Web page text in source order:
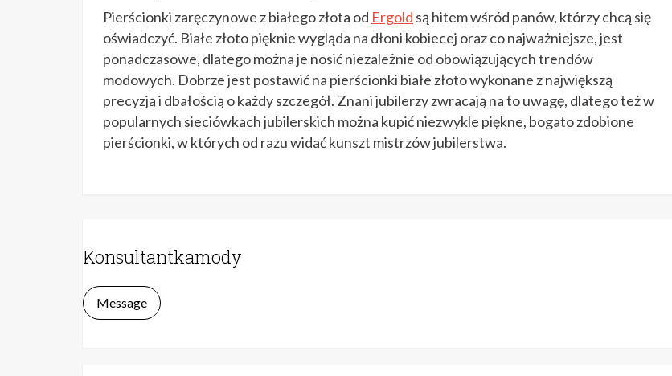
Pierścionki zaręczynowe z białego złota od Ergold są hitem wśród panów, którzy chcą się
oświadczyć. Białe złoto pięknie wygląda na dłoni kobiecej oraz co najważniejsze, jest
ponadczasowe, dlatego można je nosić niezależnie od obowiązujących trendów
modowych. Dobrze jest postawić na pierścionki białe złoto wykonane z największą
precyzją i dbałością o każdy szczegół. Znani jubilerzy zwracają na to uwagę, dlatego też w
popularnych sieciówkach jubilerskich można kupić niezwykle piękne, bogato zdobione
pierścionki, w których od razu widać kunszt mistrzów jubilerstwa.
Konsultantkamody
Message